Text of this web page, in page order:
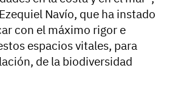
Navío, que ha instado
con el máximo rigor e
espacios vitales, para
de la biodiversidad